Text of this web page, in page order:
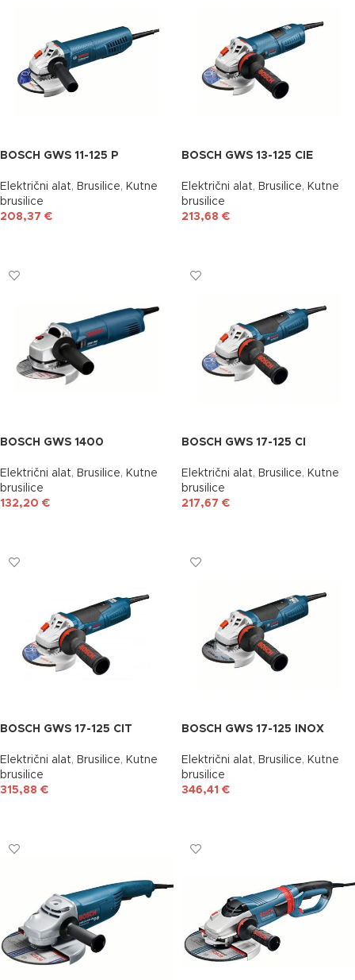
BOSCH GWS 11-125 P
Električni alat, Brusilice, Kutne
brusilice
208,37 €
BOSCH GWS 13-125 CIE
Električni alat, Brusilice, Kutne
brusilice
213,68 €
BOSCH GWS 1400
Električni alat, Brusilice, Kutne
brusilice
132,20 €
BOSCH GWS 17-125 CI
Električni alat, Brusilice, Kutne
brusilice
217,67 €
BOSCH GWS 17-125 CIT
Električni alat, Brusilice, Kutne
brusilice
315,88 €
BOSCH GWS 17-125 INOX
Električni alat, Brusilice, Kutne
brusilice
346,41 €